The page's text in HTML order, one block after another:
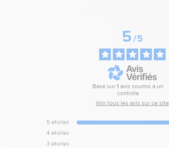
5/5
Basé sur1 avis soumis à un
contrôle
Voir tous les avis sur ce site
5 étoiles
4 étoiles
3 étoiles